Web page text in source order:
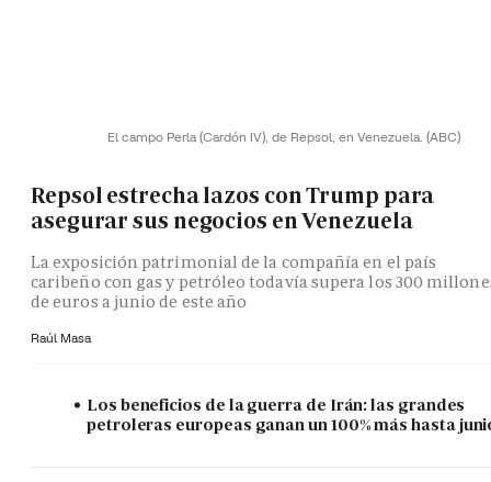
El campo Perla (Cardón IV), de Repsol, en Venezuela. (ABC)
Repsol estrecha lazos con Trump para
asegurar sus negocios en Venezuela
La exposición patrimonial de la compañía en el país
caribeño con gas y petróleo todavía supera los 300
de euros a junio de este año
Raúl Masa
Los beneficios de la guerra de Irán: las grandes
petroleras europeas ganan un 100% más hasta